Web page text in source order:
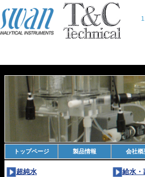
トップページ 製品情報 会社概
超純水 給水・